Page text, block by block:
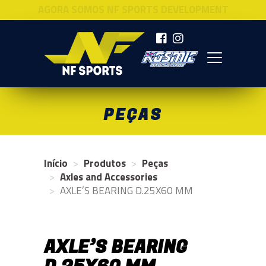
NF
PEÇAS
Início Produtos
Peças
Axles and Accessories
AXLE’S BEARING D.25X60 MM
AXLE’S BEARING